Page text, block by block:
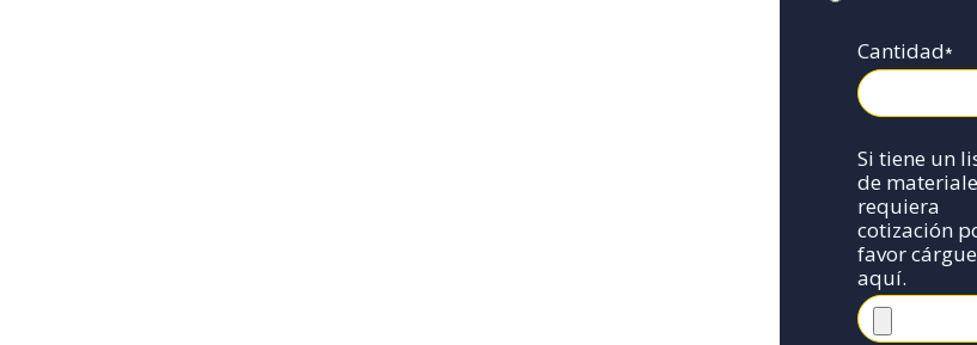
Cantidad*
Si tiene un
de
requiera
cotización
favor
aquí.